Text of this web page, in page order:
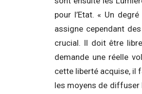
pour l’Etat. « Un
assigne cependant
crucial. Il doit être
demande une réelle
cette liberté acquise, il
les moyens de diffuser